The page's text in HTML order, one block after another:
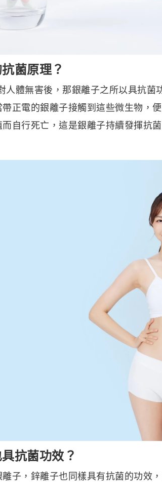
菌原理？
無害後，那銀離子之所以具抗菌
正電的銀離子接觸到這些微生物，
自行死亡，這是銀離子持續發揮抗
抗菌功效？
子，鋅離子也同樣具有抗菌的功效